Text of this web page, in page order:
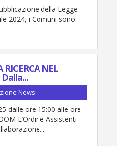
della Legge
2024, i Comuni sono
RICERCA NEL
Dalla...
News
dalle ore 15:00 alle ore
L’Ordine Assistenti